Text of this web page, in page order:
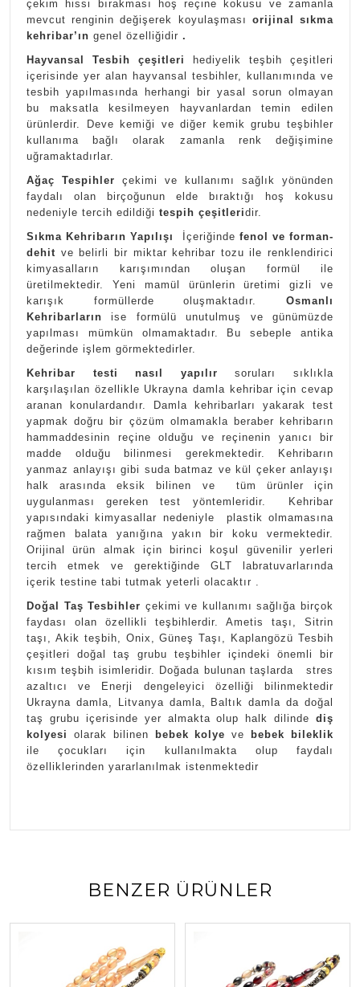
çekim hissi bırakması hoş reçine kokusu ve zamanla
mevcut renginin değişerek koyulaşması orijinal sıkma
kehribar’ın genel özelliğidir .
Hayvansal Tesbih çeşitleri
hediyelik teşbih çeşitleri
içerisinde yer alan hayvansal tesbihler, kullanımında ve
tesbih yapılmasında herhangi bir yasal sorun olmayan
bu maksatla kesilmeyen hayvanlardan temin edilen
ürünlerdir. Deve kemiği ve diğer kemik grubu teşbihler
kullanıma bağlı olarak zamanla renk değişimine
uğramaktadırlar.
Ağaç Tespihler çekimi ve kullanımı sağlık yönünden
faydalı olan birçoğunun elde bıraktığı hoş kokusu
nedeniyle tercih edildiği tespih çeşitleridir.
Sıkma Kehribarın Yapılışı
İçeriğinde fenol ve forman-
dehit ve belirli bir miktar kehribar tozu ile renklendirici
kimyasalların karışımından oluşan formül ile
üretilmektedir. Yeni mamül ürünlerin üretimi gizli ve
karışık formüllerde oluşmaktadır. Osmanlı
Kehribarların ise formülü unutulmuş ve günümüzde
yapılması mümkün olmamaktadır. Bu sebeple antika
değerinde işlem görmektedirler.
Kehribar testi nasıl yapılır soruları sıklıkla
karşılaşılan özellikle Ukrayna damla kehribar için cevap
aranan konulardandır. Damla kehribarları yakarak test
yapmak doğru bir çözüm olmamakla beraber kehribarın
hammaddesinin reçine olduğu ve reçinenin yanıcı bir
madde olduğu bilinmesi gerekmektedir. Kehribarın
yanmaz anlayışı gibi suda batmaz ve kül çeker anlayışı
halk arasında eksik bilinen ve tüm ürünler için
uygulanması gereken test yöntemleridir. Kehribar
yapısındaki kimyasallar nedeniyle plastik olmamasına
rağmen balata yanığına yakın bir koku vermektedir.
Orijinal ürün almak için birinci koşul güvenilir yerleri
tercih etmek ve gerektiğinde GLT labratuvarlarında
içerik testine tabi tutmak yeterli olacaktır .
Doğal Taş Tesbihler çekimi ve kullanımı sağlığa birçok
faydası olan özellikli teşbihlerdir. Ametis taşı, Sitrin
taşı, Akik teşbih, Onix, Güneş Taşı, Kaplangözü Tesbih
çeşitleri doğal taş grubu teşbihler içindeki önemli bir
kısım teşbih isimleridir. Doğada bulunan taşlarda stres
azaltıcı ve Enerji dengeleyici özelliği bilinmektedir
Ukrayna damla, Litvanya damla, Baltık damla da doğal
taş grubu içerisinde yer almakta olup halk dilinde diş
kolyesi
olarak bilinen bebek kolye ve
bebek bileklik
ile çocukları için kullanılmakta olup faydalı
özelliklerinden yararlanılmak istenmektedir
BENZER ÜRÜNLER